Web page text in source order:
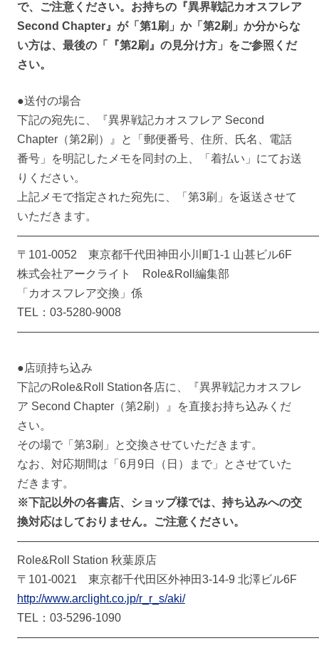
で、ご注意ください。お持ちの『異界戦記カオスフレア
Second Chapter』が「第1刷」か「第2刷」か分からな
い方は、最後の「『第2刷』の見分け方」をご参照くだ
さい。
●送付の場合
下記の宛先に、『異界戦記カオスフレア Second
Chapter（第2刷）』と「郵便番号、住所、氏名、電話
番号」を明記したメモを同封の上、「着払い」にてお送
りください。
上記メモで指定された宛先に、「第3刷」を返送させて
いただきます。
〒101-0052 東京都千代田神田小川町1-1 山甚ビル6F
株式会社アークライト Role&Roll編集部
「カオスフレア交換」係
TEL：03-5280-9008
●店頭持ち込み
下記のRole&Roll Station各店に、『異界戦記カオスフレ
ア Second Chapter（第2刷）』を直接お持ち込みくだ
さい。
その場で「第3刷」と交換させていただきます。
なお、対応期間は「6月9日（日）まで」とさせていた
だきます。
※下記以外の各書店、ショップ様では、持ち込みへの交
換対応はしておりません。ご注意ください。
Role&Roll Station 秋葉原店
〒101-0021 東京都千代田区外神田3-14-9 北澤ビル6F
http://www.arclight.co.jp/r_r_s/aki/
TEL：03-5296-1090